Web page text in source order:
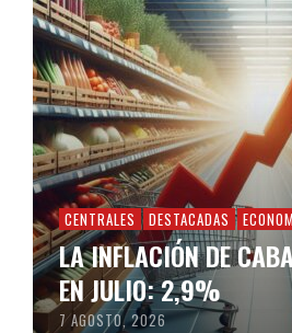
CENTRALES DESTACADAS
LA INFLACIÓN DE
EN JULIO: 2,9%
7 AGOSTO, 2026